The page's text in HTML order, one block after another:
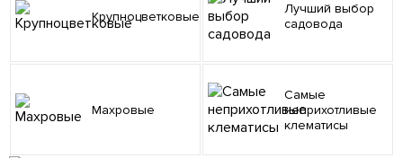
Крупноцветковые
Лучший выбор
садовода
Махровые
Самые
неприхотливые
клематисы